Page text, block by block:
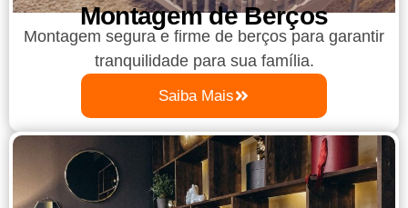
Montagem de Berços
Montagem segura e firme de berços para garantir
tranquilidade para sua família.
Saiba Mais